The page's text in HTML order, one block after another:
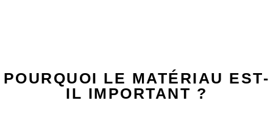
POURQUOI LE MATÉRIAU EST-
IL IMPORTANT ?